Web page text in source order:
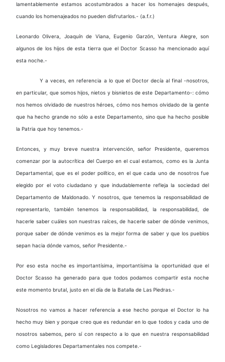
lamentablemente estamos acostumbrados a hacer los homenajes después,
cuando los homenajeados no pueden disfrutarlos.- (a.f.r.)
Leonardo Olivera, Joaquín de Viana, Eugenio Garzón, Ventura Alegre, son
algunos de los hijos de esta tierra que el Doctor Scasso ha mencionado aquí
esta noche.-
Y a veces, en referencia a lo que el Doctor decía al final -nosotros,
en particular, que somos hijos, nietos y bisnietos de este Departamento-: cómo
nos hemos olvidado de nuestros héroes, cómo nos hemos olvidado de la gente
que ha hecho grande no sólo a este Departamento, sino que ha hecho posible
la Patria que hoy tenemos.-
Entonces, y muy breve nuestra intervención, señor Presidente, queremos
comenzar por la autocrítica del Cuerpo en el cual estamos, como es la Junta
Departamental, que es el poder político, en el que cada uno de nosotros fue
elegido por el voto ciudadano y que indudablemente refleja la sociedad del
Departamento de Maldonado. Y nosotros, que tenemos la responsabilidad de
representarlo, también tenemos la responsabilidad, la responsabilidad, de
hacerle saber cuáles son nuestras raíces, de hacerle saber de dónde venimos,
porque saber de dónde venimos es la mejor forma de saber y que los pueblos
sepan hacia dónde vamos, señor Presidente.-
Por eso esta noche es importantísima, importantísima la oportunidad que el
Doctor Scasso ha generado para que todos podamos compartir esta noche
este momento brutal, justo en el día de la Batalla de Las Piedras.-
Nosotros no vamos a hacer referencia a ese hecho porque el Doctor lo ha
hecho muy bien y porque creo que es redundar en lo que todos y cada uno de
nosotros sabemos, pero sí con respecto a lo que en nuestra responsabilidad
como Legisladores Departamentales nos compete.-